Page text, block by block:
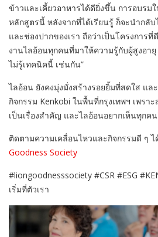
ข้าวและเคี้ยวอาหารได้ดียิ่งขึ้น การอบรม
หลักสูตรนี้ หลังจากที่ได้เรียนรู้ ก็จะนำกลั
และช่องปากของเรา ถือว่าเป็นโครงการ
งานไลอ้อนทุกคนที่มาให้ความรู้กับผู้สูงอา
ไม่รู้เทคนิคนี้ เช่นกัน”
ไลอ้อน ยังคงมุ่งมั่งสร้างรอยยิ้มที่สดใส แล
กิจกรรม Kenkobi ในพื้นที่กรุงเทพฯ เพรา
เป็นเรื่องสำคัญ และไลอ้อนอยากเห็นทุกค
ติดตามความเคลื่อนไหวและกิจกรรมดี ๆ ไ
Goodness Society
#liongoodnesssociety #CSR #ESG
เริ่มที่ตัวเรา